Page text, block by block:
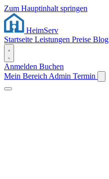
Zum Hauptinhalt springen
HeimServ
Startseite Leistungen Preise Blog
Anmelden Buchen
Mein Bereich Admin Termin